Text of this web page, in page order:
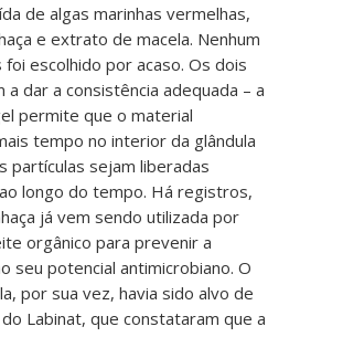
de algas marinhas vermelhas,
e extrato de macela. Nenhum
escolhido por acaso. Os dois
a dar a consistência adequada – a
permite que o material
tempo no interior da glândula
partículas sejam liberadas
longo do tempo. Há registros,
já vem sendo utilizada por
orgânico para prevenir a
seu potencial antimicrobiano. O
por sua vez, havia sido alvo de
Labinat, que constataram que a